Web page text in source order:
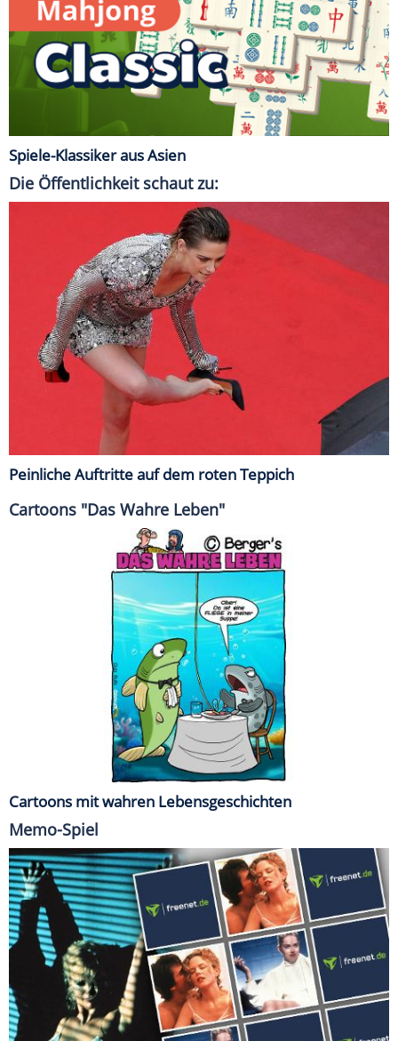
Spiele-Klassiker aus Asien
Die Öffentlichkeit schaut zu:
Peinliche Auftritte auf dem roten Teppich
Cartoons "Das Wahre Leben"
Cartoons mit wahren Lebensgeschichten
Memo-Spiel